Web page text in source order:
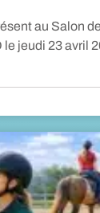
au Salon
jeudi 23 avril